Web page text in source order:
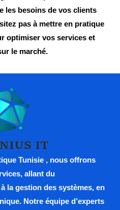
les besoins de vos clients
pas à mettre en pratique
optimiser vos services et
le marché.
Tunisie , nous offrons
allant du
la gestion des systèmes, en
Notre équipe d’experts